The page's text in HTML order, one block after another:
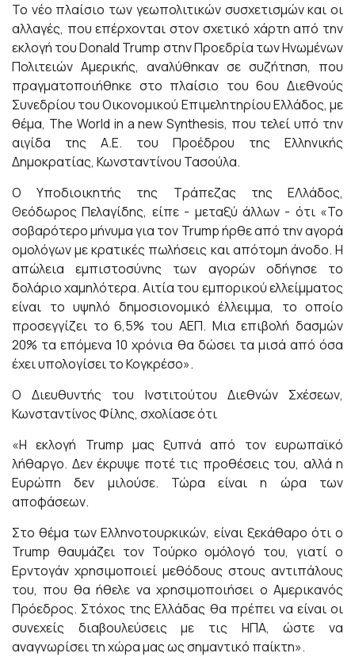
Το νέο πλαίσιο των γεωπολιτικών συσχετισμών και οι
αλλαγές, που επέρχονται στον σχετικό χάρτη από την
εκλογή του Donald Trump στην Προεδρία των Ηνωμένων
Πολιτειών Αμερικής, αναλύθηκαν σε συζήτηση, που
πραγματοποιήθηκε στο πλαίσιο του 6ου Διεθνούς
Συνεδρίου του Οικονομικού Επιμελητηρίου Ελλάδος, με
θέμα, The World in a new Synthesis, που τελεί υπό την
αιγίδα της Α.Ε. του Προέδρου της Ελληνικής
Δημοκρατίας, Κωνσταντίνου Τασούλα.
Ο Υποδιοικητής της Τράπεζας της ΕΛλάδος,
Θεόδωρος Πελαγίδης, είπε - μεταξύ άλλων - ότι «Το
σοβαρότερο μήνυμα για τον Trump ήρθε από την αγορά
ομολόγων με κρατικές πωλήσεις και απότομη άνοδο. Η
απώλεια εμπιστοσύνης των αγορών οδήγησε το
δολάριο χαμηλότερα. Αιτία του εμπορικού ελλείμματος
είναι το υψηλό δημοσιονομικό έλλειμμα, το οποίο
προσεγγίζει το 6,5% του ΑΕΠ. Μια επιβολή δασμών
20% τα επόμενα 10 χρόνια θα δώσει τα μισά από όσα
έχει υπολογίσει το Κογκρέσο».
Ο Διευθυντής του Ινστιτούτου Διεθνών Σχέσεων,
Κωνσταντίνος Φίλης, σχολίασε ότι
«Η εκλογή Trump μας ξυπνά από τον ευρωπαϊκό
λήθαργο. Δεν έκρυψε ποτέ τις προθέσεις του, αλλά η
Ευρώπη δεν μιλούσε. Τώρα είναι η ώρα των
αποφάσεων.
Στο θέμα των Ελληνοτουρκικών, είναι ξεκάθαρο ότι ο
Trump θαυμάζει τον Τούρκο ομόλογό του, γιατί ο
Ερντογάν χρησιμοποιεί μεθόδους στους αντιπάλους
του, που θα ήθελε να χρησιμοποιήσει ο Αμερικανός
Πρόεδρος. Στόχος της Ελλάδας θα πρέπει να είναι οι
συνεχείς διαβουλεύσεις με τις ΗΠΑ, ώστε να
αναγνωρίσει τη χώρα μας ως σημαντικό παίκτη».